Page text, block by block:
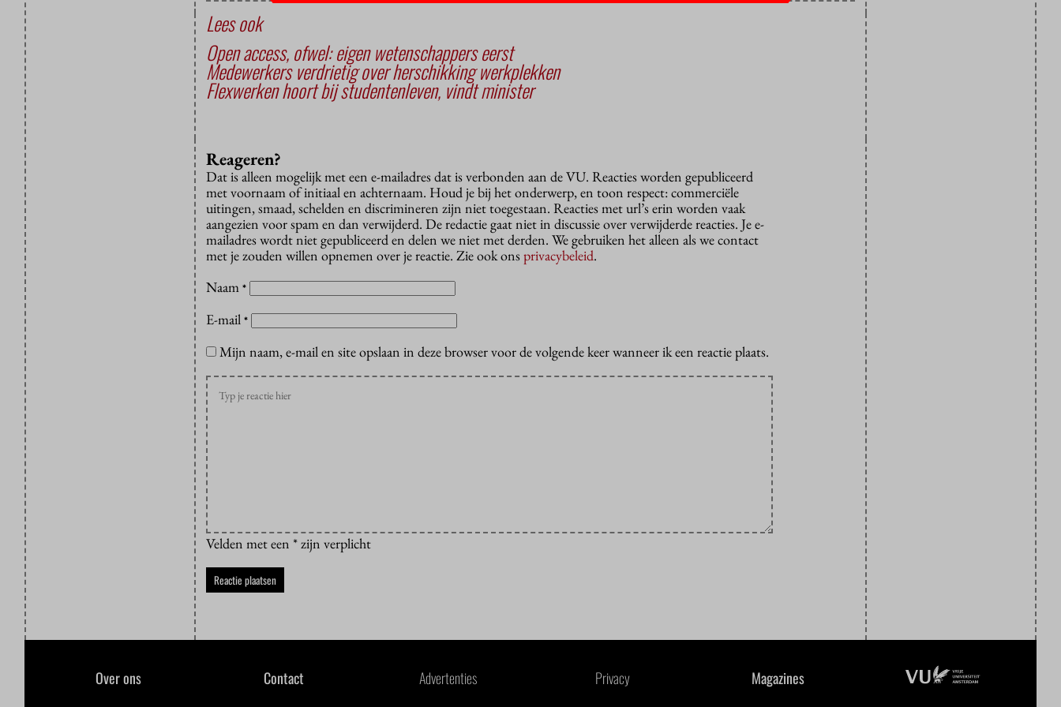
Lees ook
Open access, ofwel: eigen wetenschappers eerst
Medewerkers verdrietig over herschikking werkplekken
Flexwerken hoort bij studentenleven, vindt minister
Reageren?
Dat is alleen mogelijk met een e-mailadres dat is verbonden aan de VU. Reacties worden gepubliceerd
met voornaam of initiaal en achternaam. Houd je bij het onderwerp, en toon respect: commerciële
uitingen, smaad, schelden en discrimineren zijn niet toegestaan. Reacties met url’s erin worden vaak
aangezien voor spam en dan verwijderd. De redactie gaat niet in discussie over verwijderde reacties. Je e-
mailadres wordt niet gepubliceerd en delen we niet met derden. We gebruiken het alleen als we contact
met je zouden willen opnemen over je reactie. Zie ook onsprivacybeleid.
Naam *
E-mail *
Mijn naam, e-mail en site opslaan in deze browser voor de volgende keer wanneer ik een reactie plaats.
Velden met een * zijn verplicht
Over ons Contact Advertenties Privacy Magazines